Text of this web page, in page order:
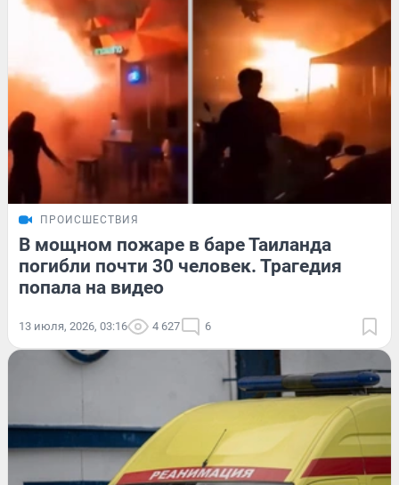
ПРОИСШЕСТВИЯ
В мощном пожаре в баре Таиланда
погибли почти 30 человек. Трагедия
попала на видео
13 июля, 2026, 03:16 4 627 6